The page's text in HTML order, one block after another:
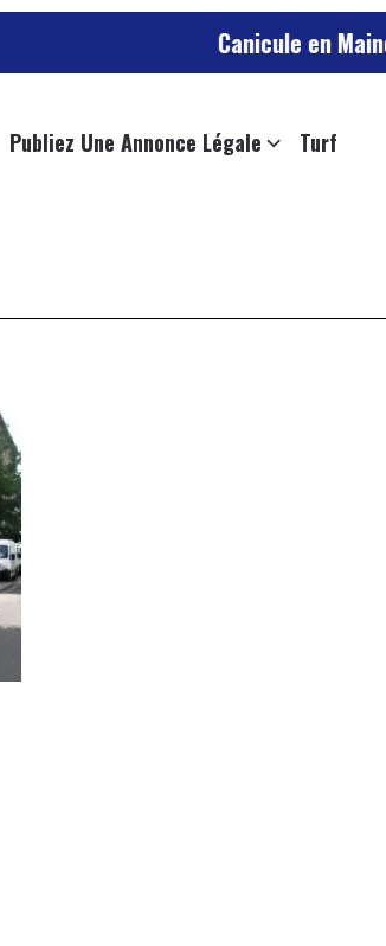
Canicule en
Publiez Une Annonce Légale Turf